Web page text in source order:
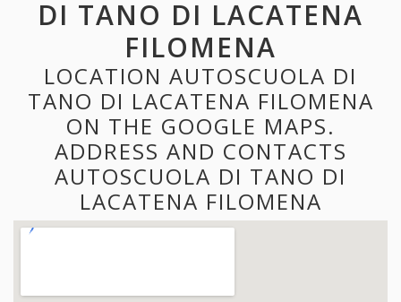
DI TANO DI LACATENA
FILOMENA
LOCATION AUTOSCUOLA DI
TANO DI LACATENA FILOMENA
ON THE GOOGLE MAPS.
ADDRESS AND CONTACTS
AUTOSCUOLA DI TANO DI
LACATENA FILOMENA